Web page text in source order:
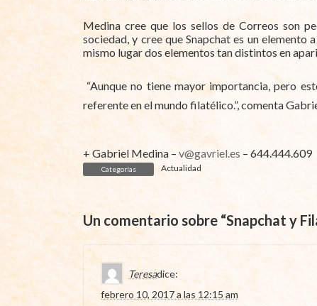
Medina cree que los sellos de Correos son
sociedad, y cree que Snapchat es un
mismo lugar dos elementos tan distintos en
“Aunque no tiene mayor importancia, pero
referente en el mundo filatélico.”, comenta
+ Gabriel Medina – v@gavriel.es – 644.444.609
Categorías Actualidad
Un comentario sobre “Snapchat y
Teresadice:
febrero 10, 2017 a las 12:15 am